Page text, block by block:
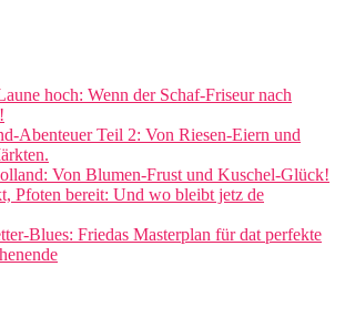
hoch: Wenn der Schaf-Friseur nach
Abenteuer Teil 2: Von Riesen-Eiern und
Von Blumen-Frust und Kuschel-Glück!
Pfoten bereit: Und wo bleibt jetz de
Blues: Friedas Masterplan für dat perfekte